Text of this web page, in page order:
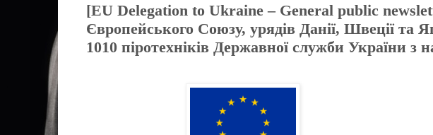
[EU Delegation to Ukraine – General public
Європейського Союзу, урядів Данії, Швеції та
1010 піротехніків Державної служби України з